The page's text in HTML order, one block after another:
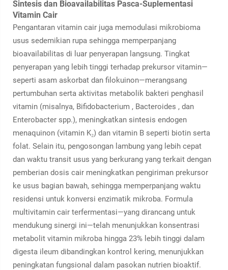
Sintesis dan Bioavailabilitas Pasca-Suplementasi
Vitamin Cair
Pengantaran vitamin cair juga memodulasi mikrobioma
usus sedemikian rupa sehingga memperpanjang
bioavailabilitas di luar penyerapan langsung. Tingkat
penyerapan yang lebih tinggi terhadap prekursor vitamin—
seperti asam askorbat dan filokuinon—merangsang
pertumbuhan serta aktivitas metabolik bakteri penghasil
vitamin (misalnya, Bifidobacterium , Bacteroides , dan
Enterobacter spp.), meningkatkan sintesis endogen
menaquinon (vitamin K₂) dan vitamin B seperti biotin serta
folat. Selain itu, pengosongan lambung yang lebih cepat
dan waktu transit usus yang berkurang yang terkait dengan
pemberian dosis cair meningkatkan pengiriman prekursor
ke usus bagian bawah, sehingga memperpanjang waktu
residensi untuk konversi enzimatik mikroba. Formula
multivitamin cair terfermentasi—yang dirancang untuk
mendukung sinergi ini—telah menunjukkan konsentrasi
metabolit vitamin mikroba hingga 23% lebih tinggi dalam
digesta ileum dibandingkan kontrol kering, menunjukkan
peningkatan fungsional dalam pasokan nutrien bioaktif.